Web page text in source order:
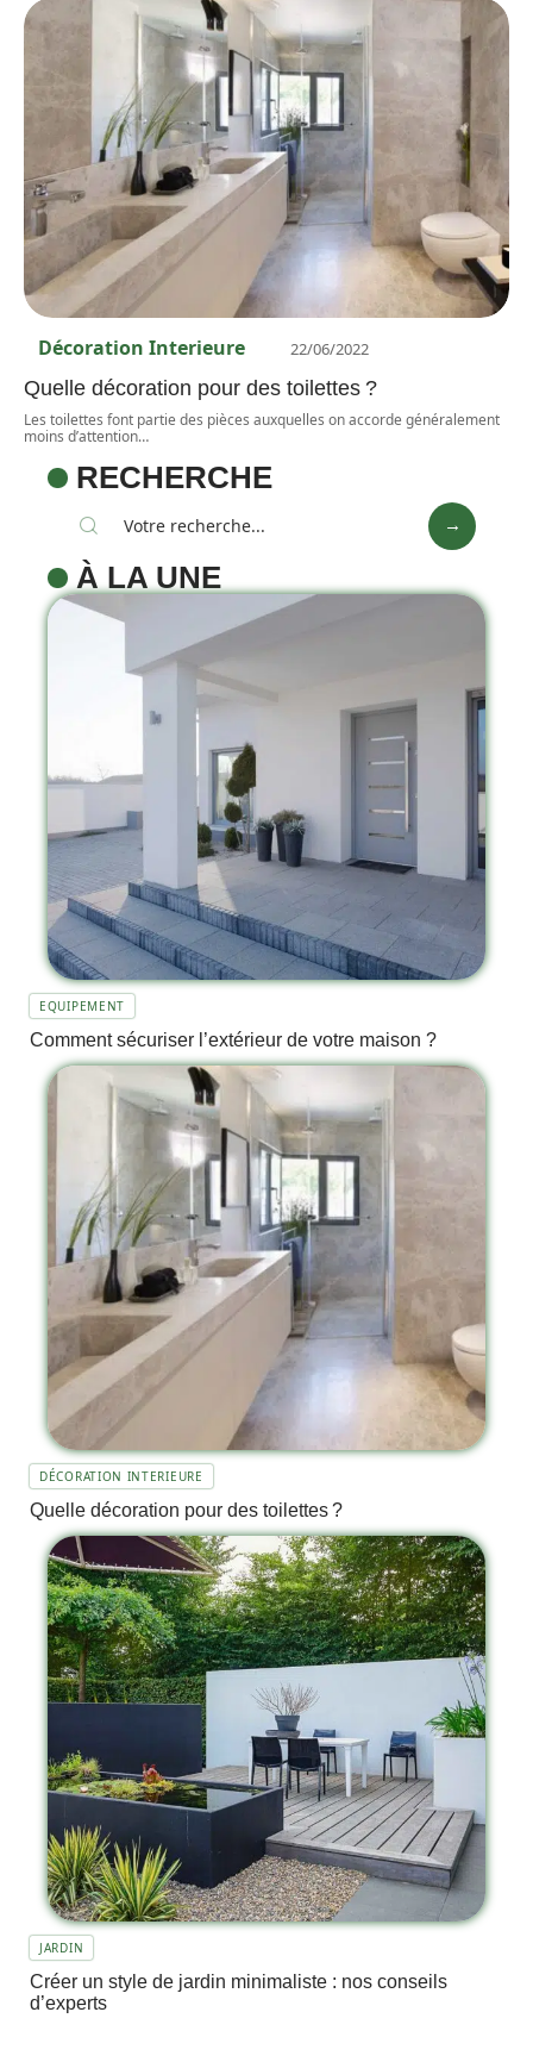
Décoration Interieure 22/06/2022
Quelle décoration pour des toilettes ?
Les toilettes font partie des pièces auxquelles on accorde généralement
moins d’attention…
RECHERCHE
À LA UNE
EQUIPEMENT
Comment sécuriser l’extérieur de votre maison ?
DÉCORATION INTERIEURE
Quelle décoration pour des toilettes ?
JARDIN
Créer un style de jardin minimaliste : nos conseils
d’experts